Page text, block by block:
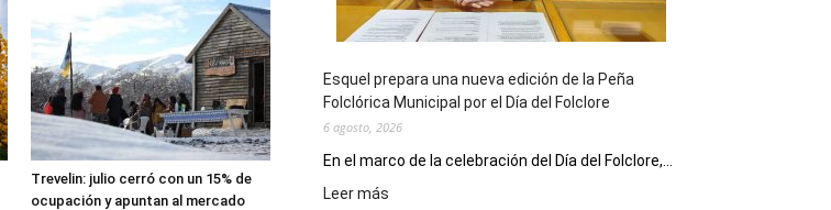
Trevelin: julio cerró con un 15% de
ocupación y apuntan al mercado
un
Conversatorio
Escritores
Locales
Esquel prepara una nueva edición de la Peña
Folclórica Municipal por el Día del Folclore
6 agosto, 2026
En el marco de la celebración del Día del Folclore,...
Leer más